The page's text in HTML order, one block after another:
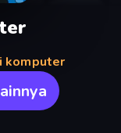
komputer